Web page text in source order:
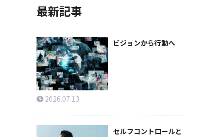
最新記事
ビジョンから行動へ
2026.07.13
セルフコントロールと